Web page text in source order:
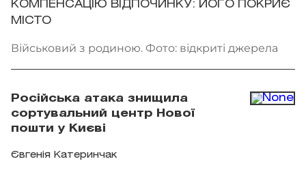
КОМПЕНСАЦІЮ ВІДПОЧИНКУ: ЙОГО ПОКРИЄ
МІСТО
Військовий з родиною. Фото: відкриті джерела
Російська атака знищила
сортувальний центр Нової
пошти у Києві
Євгенія Катеринчак